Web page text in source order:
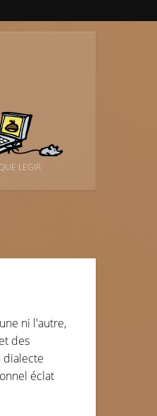
LEGIR
ni l'autre,
des
dialecte
éclat